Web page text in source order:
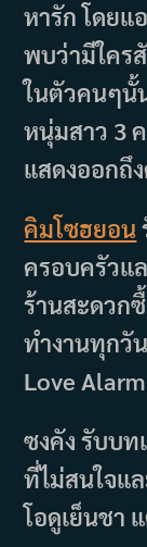
หารัก โดยแ
พบว่ามีใคร
ในตัวคนๆนั้
หนุ่มสาว 3
แสดงออกถึ
คิมโซฮยอน
ครอบครัวแ
ร้านสะดวก
ทำงานทุกวั
Love
ซงคัง รับบท
ที่ไม่สนใจแ
โอดูเย็นชา